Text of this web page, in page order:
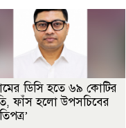
ডিসি হতে ৬৯ কোটির
ফাঁস হলো উপসচিবের